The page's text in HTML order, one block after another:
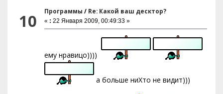
10 Программы / Re: Какой ваш десктор?
« : 22 Января 2009, 00:49:33 »
ему нравицо))))
а больше ниХто не видит)))